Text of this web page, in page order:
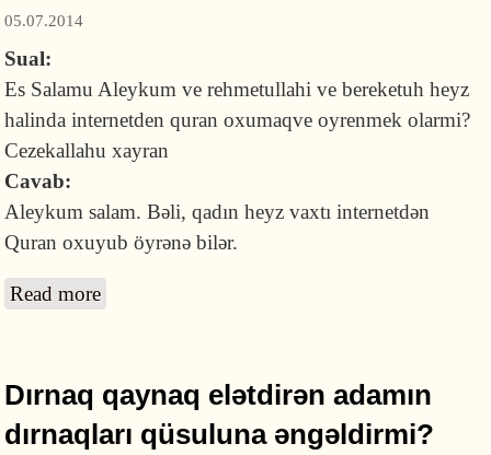
05.07.2014
Sual:
Es Salamu Aleykum ve rehmetullahi ve bereketuh heyz
halinda internetden quran oxumaqve oyrenmek olarmi?
Cezekallahu xayran
Cavab:
Aleykum salam. Bəli, qadın heyz vaxtı internetdən
Quran oxuyub öyrənə bilər.
Read more
Dırnaq qaynaq elətdirən adamın
dırnaqları qüsuluna əngəldirmi?